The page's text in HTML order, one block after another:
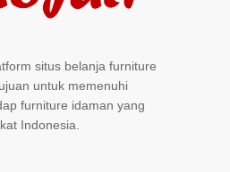
situs belanja furniture
untuk memenuhi
furniture idaman yang
Indonesia.